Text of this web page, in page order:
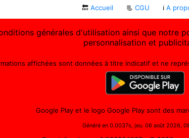
🔙 Accueil 📃 CGU ℹ A
générales d'utilisation ainsi que
personnalisation et
affichées sont données à titre indicatif et ne
Google Play et le logo Google Play sont des
Généré en 0.0037s, jeu. 06 août 2026,